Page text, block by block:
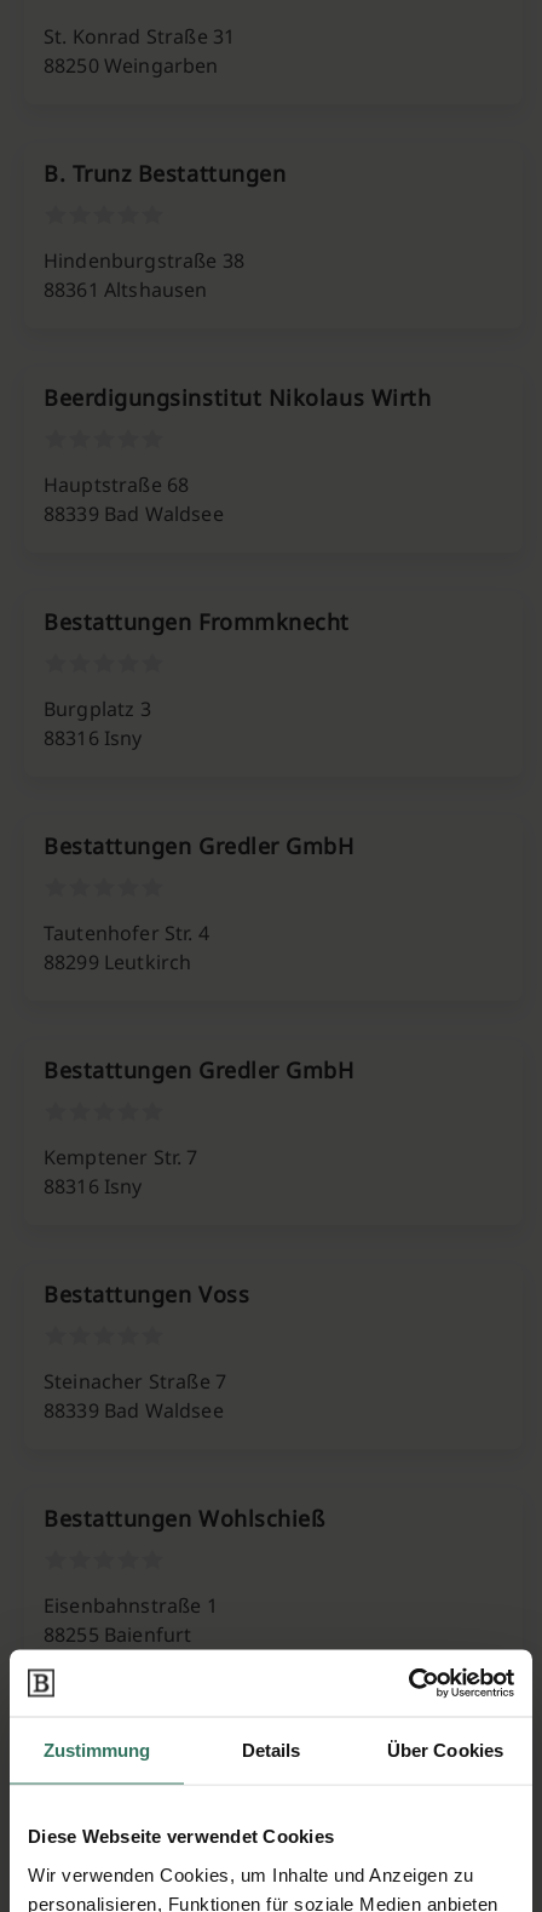
Zustimmung Details Über Cookies
Diese Webseite verwendet Cookies
Wir verwenden Cookies, um Inhalte und Anzeigen zu
personalisieren, Funktionen für soziale Medien anbieten
St. Konrad Straße 31
88250 Weingarben
B. Trunz Bestattungen
Hindenburgstraße 38
88361 Altshausen
Beerdigungsinstitut Nikolaus Wirth
Hauptstraße 68
88339 Bad Waldsee
Bestattungen Frommknecht
Burgplatz 3
88316 Isny
Bestattungen Gredler GmbH
Tautenhofer Str. 4
88299 Leutkirch
Bestattungen Gredler GmbH
Kemptener Str. 7
88316 Isny
Bestattungen Voss
Steinacher Straße 7
88339 Bad Waldsee
Bestattungen Wohlschieß
Eisenbahnstraße 1
88255 Baienfurt
Bestattungshaus Hiestand e. K.
Wolfeggerstraße 46/1